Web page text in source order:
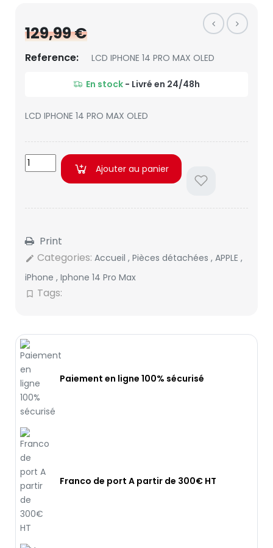
129,99 €
Reference: LCD IPHONE 14 PRO MAX OLED
En stock - Livré en 24/48h
LCD IPHONE 14 PRO MAX OLED
Ajouter au panier
Print
edit Categories: Accueil , Pièces détachées , APPLE ,
iPhone , Iphone 14 Pro Max
bookmark_border Tags:
Paiement en ligne 100% sécurisé
Franco de port A partir de 300€ HT